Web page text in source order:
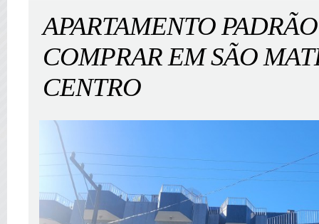
APARTAMENTO
COMPRAR EM SÃO
CENTRO